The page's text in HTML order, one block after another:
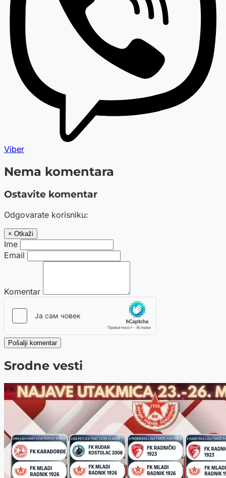
Viber
Nema komentara
Ostavite komentar
Odgovarate korisniku:
× Otkaži
Ime
Email
Komentar
Pošalji komentar
Srodne vesti